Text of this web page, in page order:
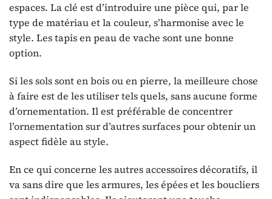
espaces. La clé est d’introduire une pièce qui, par le
type de matériau et la couleur, s’harmonise avec le
style. Les tapis en peau de vache sont une bonne
option.
Si les sols sont en bois ou en pierre, la meilleure chose
à faire est de les utiliser tels quels, sans aucune forme
d’ornementation. Il est préférable de concentrer
l’ornementation sur d’autres surfaces pour obtenir un
aspect fidèle au style.
En ce qui concerne les autres accessoires décoratifs, il
va sans dire que les armures, les épées et les boucliers